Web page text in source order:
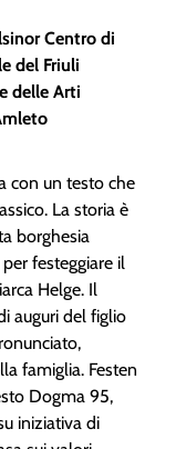
Centro di
del Friuli
delle Arti
con un testo che
La storia è
borghesia
festeggiare il
Helge. Il
auguri del figlio
famiglia. Festen
Dogma 95,
iniziativa di